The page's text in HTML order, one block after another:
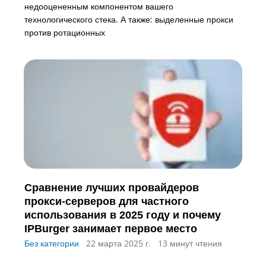
недооцененным компонентом вашего
технологического стека. А также: выделенные прокси
против ротационных
Сравнение лучших провайдеров
прокси-серверов для частного
использования в 2025 году и почему
IPBurger занимает первое место
Без категории 22 марта 2025 г.
13 минут чтения